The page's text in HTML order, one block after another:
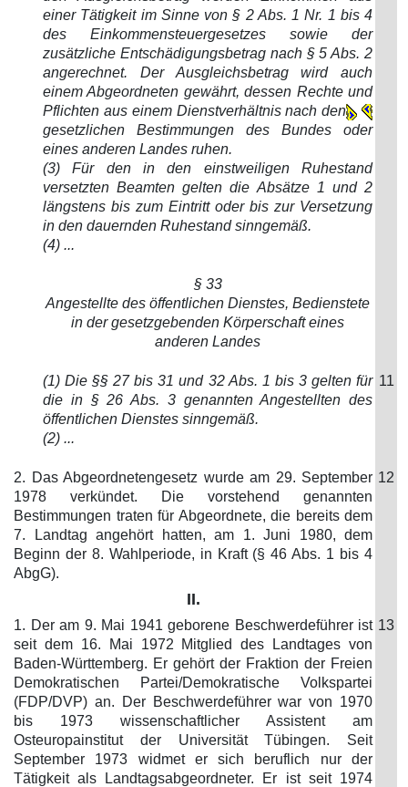
einer Tätigkeit im Sinne von § 2 Abs. 1 Nr. 1 bis 4
des Einkommensteuergesetzes sowie der
zusätzliche Entschädigungsbetrag nach § 5 Abs. 2
angerechnet. Der Ausgleichsbetrag wird auch
einem Abgeordneten gewährt, dessen Rechte und
Pflichten aus einem Dienstverhältnis nach den
gesetzlichen Bestimmungen des Bundes oder
eines anderen Landes ruhen.
(3) Für den in den einstweiligen Ruhestand
versetzten Beamten gelten die Absätze 1 und 2
längstens bis zum Eintritt oder bis zur Versetzung
in den dauernden Ruhestand sinngemäß.
(4) ...
§ 33
Angestellte des öffentlichen Dienstes, Bedienstete
in der gesetzgebenden Körperschaft eines
anderen Landes
(1) Die §§ 27 bis 31 und 32 Abs. 1 bis 3 gelten für
die in § 26 Abs. 3 genannten Angestellten des
öffentlichen Dienstes sinngemäß.
(2) ...
11
2. Das Abgeordnetengesetz wurde am 29. September
1978 verkündet. Die vorstehend genannten
Bestimmungen traten für Abgeordnete, die bereits dem
7. Landtag angehört hatten, am 1. Juni 1980, dem
Beginn der 8. Wahlperiode, in Kraft (§ 46 Abs. 1 bis 4
AbgG).
12
II.
1. Der am 9. Mai 1941 geborene Beschwerdeführer ist
seit dem 16. Mai 1972 Mitglied des Landtages von
Baden-Württemberg. Er gehört der Fraktion der Freien
Demokratischen Partei/Demokratische Volkspartei
(FDP/DVP) an. Der Beschwerdeführer war von 1970
bis 1973 wissenschaftlicher Assistent am
Osteuropainstitut der Universität Tübingen. Seit
September 1973 widmet er sich beruflich nur der
Tätigkeit als Landtagsabgeordneter. Er ist seit 1974
13